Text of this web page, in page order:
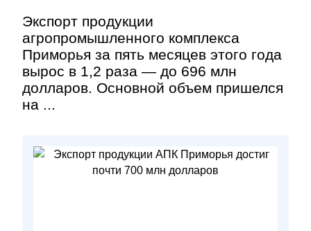
Экспорт продукции
агропромышленного комплекса
Приморья за пять месяцев этого года
вырос в 1,2 раза — до 696 млн
долларов. Основной объем пришелся
на ...